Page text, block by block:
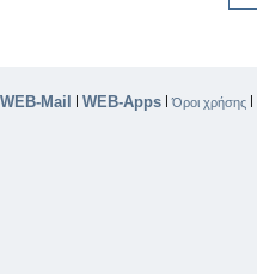
WEB-Mail | WEB-Apps |Όροι χρήσης |